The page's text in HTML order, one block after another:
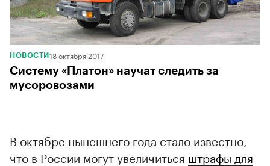
НОВОСТИ 18 октября 2017
Систему «Платон» научат следить за
мусоровозами
В октябре нынешнего года стало известно,
что в России могут увеличиться штрафы для